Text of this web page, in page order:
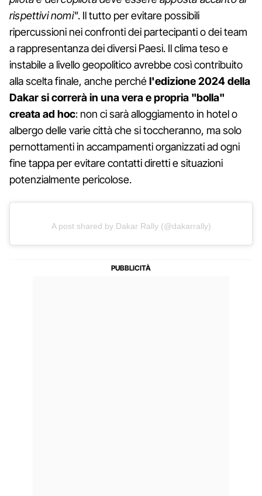
rispettivi nomi". Il tutto per evitare possibili
ripercussioni nei confronti dei partecipanti o dei team
a rappresentanza dei diversi Paesi. Il clima teso e
instabile a livello geopolitico avrebbe così contribuito
alla scelta finale, anche perchél'edizione 2024 della
Dakar si correrà in una vera e propria "bolla"
creata ad hoc: non ci sarà alloggiamento in hotel o
albergo delle varie città che si toccheranno, ma solo
pernottamenti in accampamenti organizzati ad ogni
fine tappa per evitare contatti diretti e situazioni
potenzialmente pericolose.
A post shared by Dakar Rally (@dakarrally)